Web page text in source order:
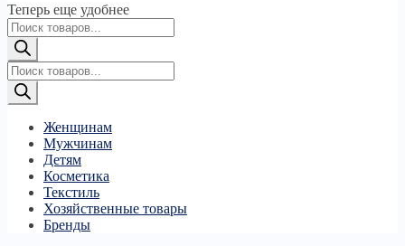
Теперь еще удобнее
Поиск
товаров
Поиск
товаров
Женщинам
Мужчинам
Детям
Косметика
Текстиль
Хозяйственные товары
Бренды